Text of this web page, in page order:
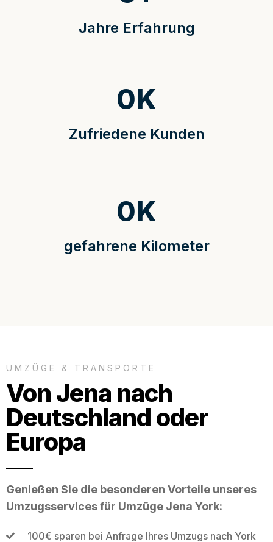
Jahre Erfahrung
Zufriedene Kunden
0K
gefahrene Kilometer
0K
UMZÜGE & TRANSPORTE
Von Jena nach
Deutschland oder
Europa
Genießen Sie die besonderen Vorteile unseres
Umzugsservices für Umzüge Jena York:
100€ sparen bei Anfrage Ihres Umzugs nach York